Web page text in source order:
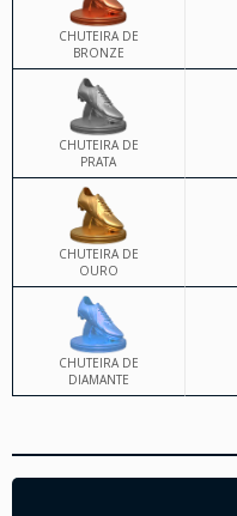
CHUTEIRA DE
BRONZE
CHUTEIRA DE
PRATA
CHUTEIRA DE
OURO
CHUTEIRA DE
DIAMANTE